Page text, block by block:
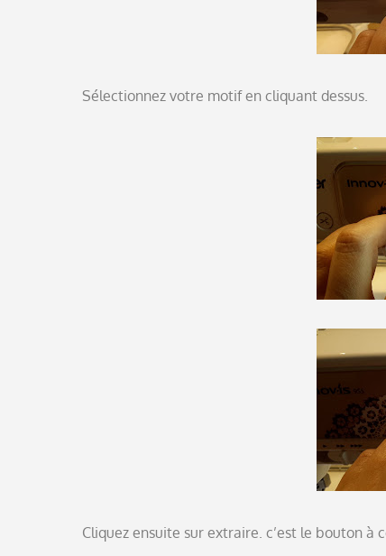
Sélectionnez votre motif en cliquant dessus.
Cliquez ensuite sur extraire. c’est le bouton à